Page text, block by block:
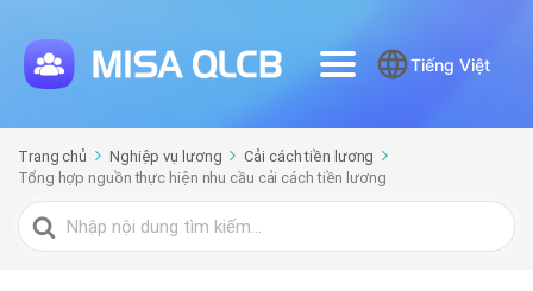
Tiếng Việt
Trang chủ Nghiệp vụ lương
Cải cách tiền lương
Tổng hợp nguồn thực hiện nhu cầu cải cách tiền lương
Tìm
kiếm